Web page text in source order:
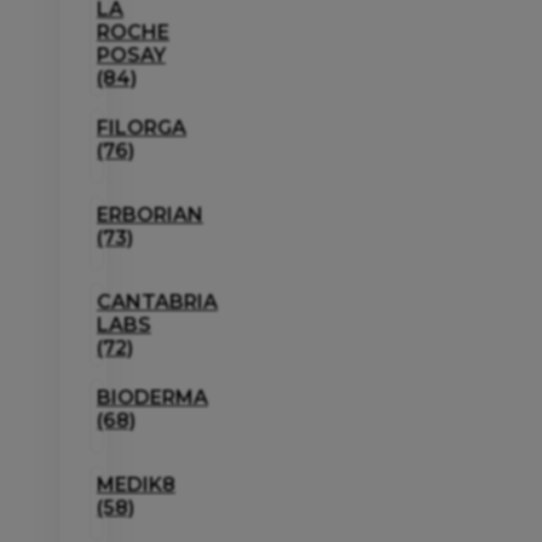
LA
ROCHE
POSAY
(84)
FILORGA
(76)
ERBORIAN
(73)
CANTABRIA
LABS
(72)
BIODERMA
(68)
MEDIK8
(58)